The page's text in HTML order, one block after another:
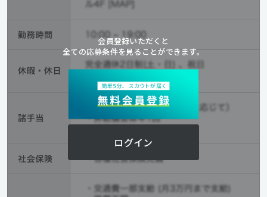
会員登録いただくと
全ての応募条件を見ることができます。
ログイン